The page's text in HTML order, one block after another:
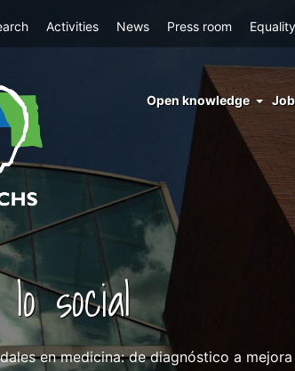
Activities News Press room
menu
conocimiento
abierto
Open knowledge
social
en medicina: de diagnóstico a